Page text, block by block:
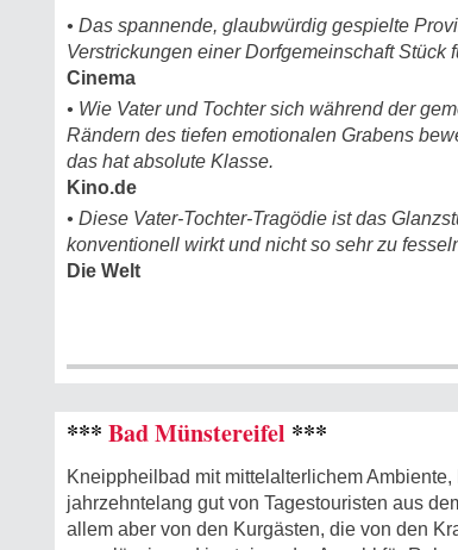
• Das spannende, glaubwürdig gespielte
Verstrickungen einer Dorfgemeinschaft Stück
Cinema
• Wie Vater und Tochter sich während der
Rändern des tiefen emotionalen Grabens
das hat absolute Klasse.
Kino.de
• Diese Vater-Tochter-Tragödie ist das
konventionell wirkt und nicht so sehr zu
Die Welt
*** Bad Münstereifel ***
Kneippheilbad mit mittelalterlichem Ambiente,
jahrzehntelang gut von Tagestouristen aus
allem aber von den Kurgästen, die von den